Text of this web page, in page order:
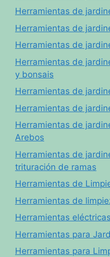
Herramientas de
Herramientas de
Herramientas de
Herramientas de
y bonsais
Herramientas de
Herramientas de
Herramientas de
Arebos
Herramientas de
trituración de ramas
Herramientas de
Herramientas de
Herramientas eléctricas
Herramientas para
Herramientas para